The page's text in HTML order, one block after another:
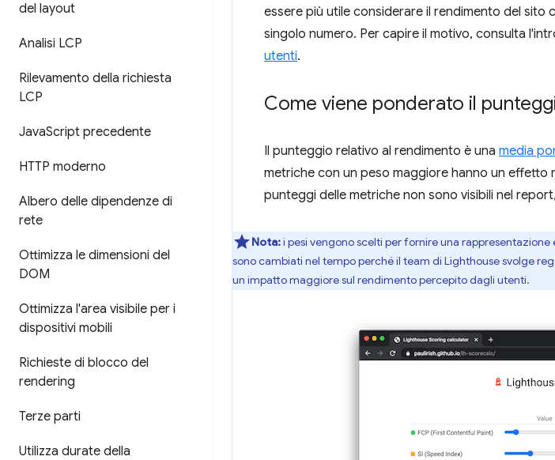
del layout
Analisi LCP
Rilevamento della richiesta
LCP
JavaScript precedente
HTTP moderno
Albero delle dipendenze di
rete
Ottimizza le dimensioni del
DOM
Ottimizza l'area visibile per i
dispositivi mobili
Richieste di blocco del
rendering
Terze parti
Utilizza durate della
essere più utile considerare il rendimento del sito
singolo numero. Per capire il motivo, consulta
utenti.
Come viene ponderato il
Il punteggio relativo al rendimento è una media
metriche con un peso maggiore hanno un
punteggi delle metriche non sono visibili nel
Nota:i pesi vengono scelti per fornire una
sono cambiati nel tempo perché il team di Lighthouse svolge
un impatto maggiore sul rendimento percepito dagli utenti.